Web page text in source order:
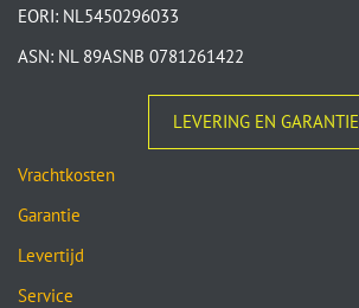
EORI: NL5450296033
ASN: NL 89ASNB 0781261422
LEVERING EN GARANTIE
Vrachtkosten
Garantie
Levertijd
Service